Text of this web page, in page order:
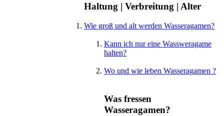
Haltung | Verbreitung | Alter
Wie groß und alt werden Wasseragamen?
Kann ich nur eine Wassweragame
halten?
Wo und wie leben Wasseragamen ?
Was fressen
Wasseragamen?